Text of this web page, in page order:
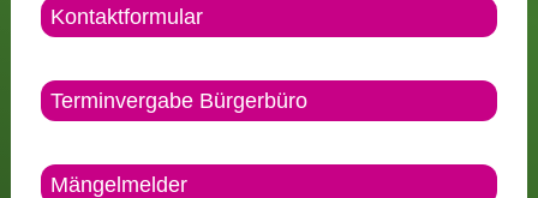
Kontaktformular
Terminvergabe Bürgerbüro
Mängelmelder